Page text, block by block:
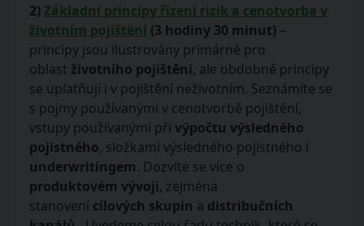
2) Základní principy řízení rizik a cenotvorba v
životním pojištění (3 hodiny 30 minut) –
principy jsou ilustrovány primárně pro
oblast životního pojištění, ale obdobné principy
se uplatňují i v pojištění neživotním. Seznámíte se
s pojmy používanými v cenotvorbě pojištění,
vstupy používanými při výpočtu výsledného
pojistného, složkami výsledného pojistného i
underwritingem. Dozvíte se více o
produktovém vývoji, zejména
stanovení cílových skupin a distribučních